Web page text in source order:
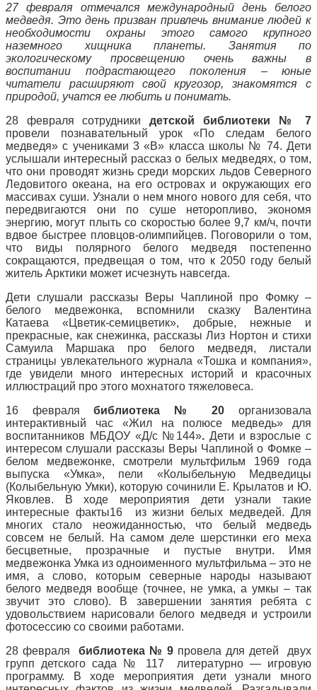
27 февраля отмечался международный день белого
медведя. Это день призван привлечь внимание людей к
необходимости охраны этого самого крупного
наземного хищника планеты.
Занятия по
экологическому просвещению очень важны в
воспитании подрастающего поколения – юные
читатели расширяют свой кругозор, знакомятся с
природой, учатся ее любить и понимать.
28 февраля сотрудникидетской библиотеки № 7
провели познавательный урок «По следам белого
медведя» с учениками 3 «В» класса школы № 74. Дети
услышали интересный рассказ о белых медведях, о том,
что они проводят жизнь среди морских льдов Северного
Ледовитого океана, на его островах и окружающих его
массивах суши. Узнали о нем много нового для себя, что
передвигаются они по суше неторопливо, экономя
энергию, могут плыть со скоростью более 9,7 км/ч, почти
вдвое быстрее пловцов-олимпийцев. Поговорили о том,
что виды полярного белого медведя постепенно
сокращаются, предвещая о том, что к 2050 году белый
житель Арктики может исчезнуть навсегда.
Дети слушали рассказы Веры Чаплиной про Фомку –
белого медвежонка, вспомнили сказку Валентина
Катаева «Цветик-семицветик», добрые, нежные и
прекрасные, как снежинка, рассказы Лиз Нортон и стихи
Самуила Маршака про белого медведя, листали
страницы увлекательного журнала «Тошка и компания»,
где увидели много интересных историй и красочных
иллюстраций про этого мохнатого тяжеловеса.
16 февралябиблиотека № 20 организовала
интерактивный час «Жил на полюсе медведь» для
воспитанников МБДОУ «Д/с №144». Дети и взрослые с
интересом слушали рассказы Веры Чаплиной о Фомке –
белом медвежонке, смотрели мультфильм 1969 года
выпуска «Умка», пели «Колыбельную Медведицы
(Колыбельную Умки), которую сочинили Е. Крылатов и Ю.
Яковлев. В ходе мероприятия дети узнали такие
интересные факты16 из жизни белых медведей. Для
многих стало неожиданностью, что белый медведь
совсем не белый. На самом деле шерстинки его меха
бесцветные, прозрачные и пустые внутри. Имя
медвежонка Умка из одноименного мультфильма – это не
имя, а слово, которым северные народы называют
белого медведя вообще (точнее, не умка, а умкы – так
звучит это слово). В завершении занятия ребята с
удовольствием нарисовали белого медведя и устроили
фотосессию со своими работами.
28 февраля библиотека № 9 провела для детей двух
групп детского сада № 117 литературно — игровую
программу. В ходе мероприятия дети узнали много